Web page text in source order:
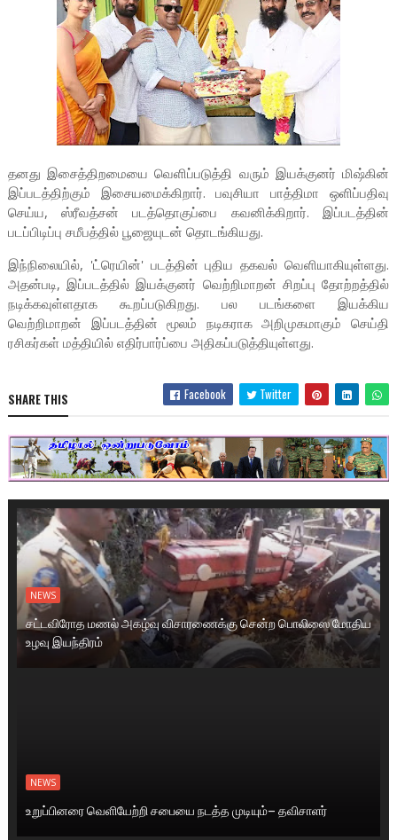
தனது இசைத்திறமையை வெளிப்படுத்தி வரும் இயக்குனர் மிஷ்கின்
இப்படத்திற்கும் இசையமைக்கிறார். பவுசியா பாத்திமா ஒளிப்பதிவு
செய்ய, ஸ்ரீவத்சன் படத்தொகுப்பை கவனிக்கிறார். இப்படத்தின்
படப்பிடிப்பு சமீபத்தில் பூஜையுடன் தொடங்கியது.
இந்நிலையில், 'ட்ரெயின்' படத்தின் புதிய தகவல் வெளியாகியுள்ளது.
அதன்படி, இப்படத்தில் இயக்குனர் வெற்றிமாறன் சிறப்பு தோற்றத்தில்
நடிக்கவுள்ளதாக கூறப்படுகிறது. பல படங்களை இயக்கிய
வெற்றிமாறன் இப்படத்தின் மூலம் நடிகராக அறிமுகமாகும் செய்தி
ரசிகர்கள் மத்தியில் எதிர்பார்ப்பை அதிகப்படுத்தியுள்ளது.
SHARE THIS Facebook Twitter
NEWS
சட்டவிரோத மணல் அகழ்வு விசாரணைக்கு சென்ற பொலிஸை மோதிய
உழவு இயந்திரம்
NEWS
உறுப்பினரை வெளியேற்றி சபையை நடத்த முடியும்– தவிசாளர்